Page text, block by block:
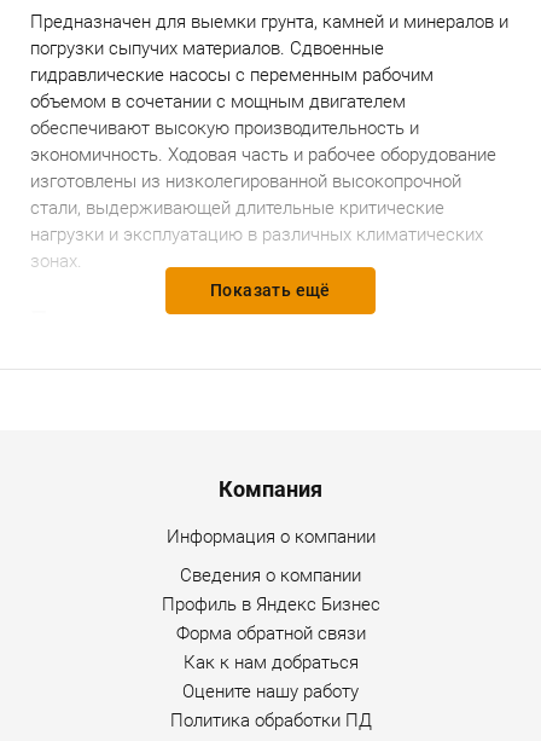
Предназначен для выемки грунта, камней и минералов и
погрузки сыпучих материалов. Сдвоенные
гидравлические насосы с переменным рабочим
объемом в сочетании с мощным двигателем
обеспечивают высокую производительность и
экономичность. Ходовая часть и рабочее оборудование
изготовлены из низколегированной высокопрочной
стали, выдерживающей длительные критические
нагрузки и эксплуатацию в различных климатических
зонах.
Преимущества
эффективность работы при минимальных затратах;
двигатель идеально сочетается с гидравлической
системой Kawasaki и обеспечивает высокую
мощность;
усиленные стрела, рукоять и цилиндры для
тяжелых условий работы;
прост в обслуживании, легко управляем;
Показать ещё
Компания
Информация о компании
Сведения о компании
Профиль в Яндекс Бизнес
Форма обратной связи
Как к нам добраться
Оцените нашу работу
Политика обработки ПД